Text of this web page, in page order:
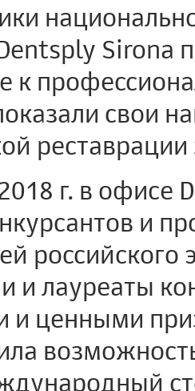
Sirona
к
свои
г. в офисе
и
российского
и лауреаты
и ценными